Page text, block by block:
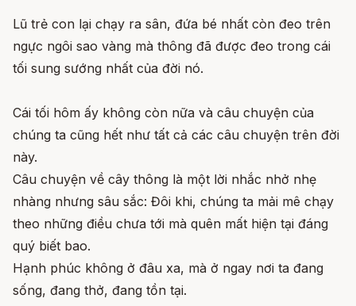
Lũ trẻ con lại chạy ra sân, đứa bé nhất còn đeo trên
ngực ngôi sao vàng mà thông đã được đeo trong cái
tối sung sướng nhất của đời nó.
Cái tối hôm ấy không còn nữa và câu chuyện của
chúng ta cũng hết như tất cả các câu chuyện trên đời
này.
Câu chuyện về cây thông là một lời nhắc nhở nhẹ
nhàng nhưng sâu sắc: Đôi khi, chúng ta mải mê chạy
theo những điều chưa tới mà quên mất hiện tại đáng
quý biết bao.
Hạnh phúc không ở đâu xa, mà ở ngay nơi ta đang
sống, đang thở, đang tồn tại.